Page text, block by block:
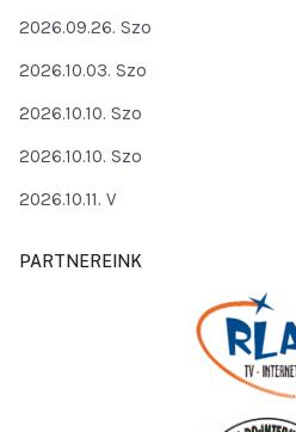
2026.09.26. Szo
2026.10.03. Szo
2026.10.10. Szo
2026.10.10. Szo
2026.10.11. V
PARTNEREINK